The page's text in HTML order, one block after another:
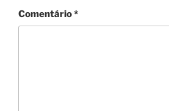
Comentário*